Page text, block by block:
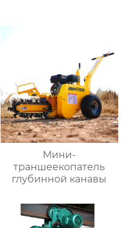
Мини-
траншеекопатель
глубинной канавы